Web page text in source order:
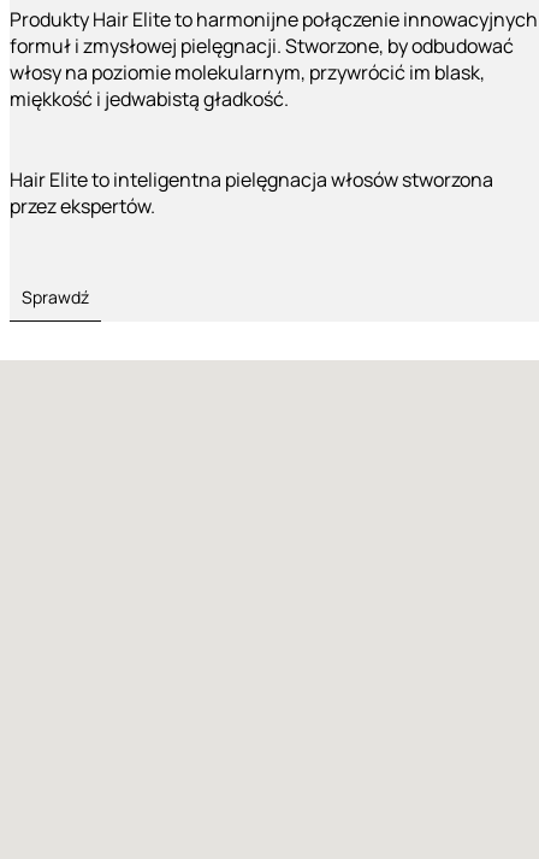
Produkty Hair Elite to harmonijne połączenie innowacyjnych
formuł i zmysłowej pielęgnacji. Stworzone, by odbudować
włosy na poziomie molekularnym, przywrócić im blask,
miękkość i jedwabistą gładkość.
Hair Elite to inteligentna pielęgnacja włosów stworzona
przez ekspertów.
Sprawdź